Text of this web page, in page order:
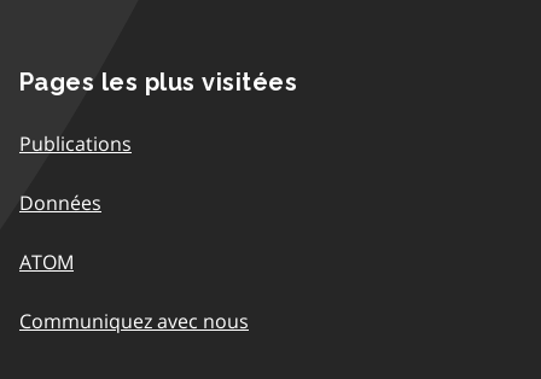
Pages les plus visitées
Publications
Données
ATOM
Communiquez avec nous